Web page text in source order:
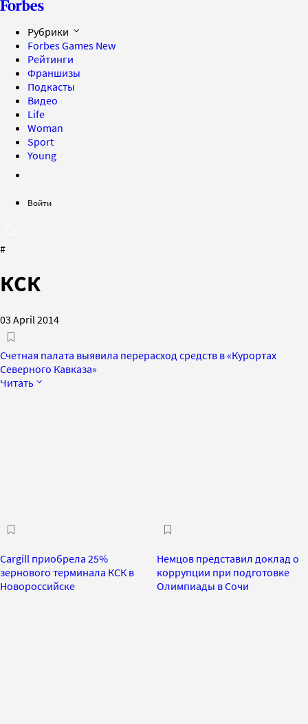
Рубрики
Forbes Games New
Рейтинги
Франшизы
Подкасты
Видео
Life
Woman
Sport
Young
Войти
#
КСК
03 April 2014
Счетная палата выявила перерасход средств в «Курортах
Северного Кавказа»
Читать
Cargill приобрела 25%
зернового терминала КСК в
Новороссийске
Немцов представил доклад о
коррупции при подготовке
Олимпиады в Сочи